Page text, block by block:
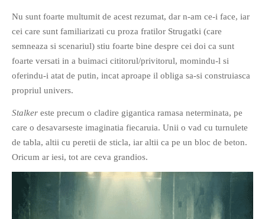
Nu sunt foarte multumit de acest rezumat, dar n-am ce-i face, iar
cei care sunt familiarizati cu proza fratilor Strugatki (care
semneaza si scenariul) stiu foarte bine despre cei doi ca sunt
foarte versati in a buimaci cititorul/privitorul, momindu-l si
oferindu-i atat de putin, incat aproape il obliga sa-si construiasca
propriul univers.
Stalker este precum o cladire gigantica ramasa neterminata, pe
care o desavarseste imaginatia fiecaruia. Unii o vad cu turnulete
de tabla, altii cu peretii de sticla, iar altii ca pe un bloc de beton.
Oricum ar iesi, tot are ceva grandios.